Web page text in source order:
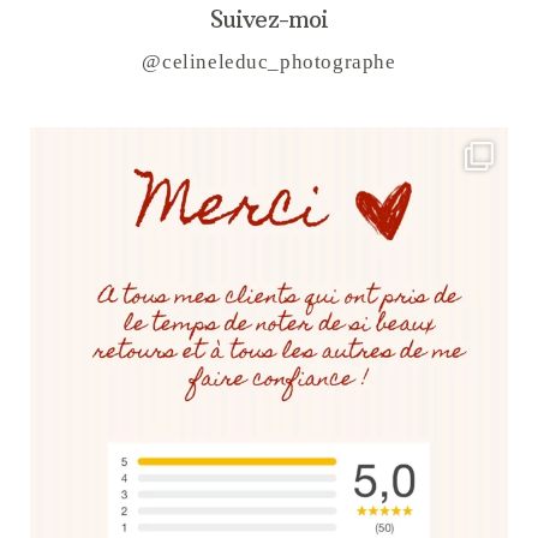
Suivez-moi
@celineleduc_photographe